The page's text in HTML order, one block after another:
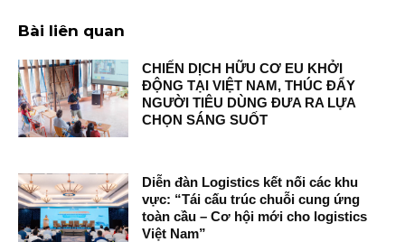
Bài liên quan
CHIẾN DỊCH HỮU CƠ EU KHỞI
ĐỘNG TẠI VIỆT NAM, THÚC ĐẨY
NGƯỜI TIÊU DÙNG ĐƯA RA LỰA
CHỌN SÁNG SUỐT
Diễn đàn Logistics kết nối các khu
vực: “Tái cấu trúc chuỗi cung ứng
toàn cầu – Cơ hội mới cho logistics
Việt Nam”